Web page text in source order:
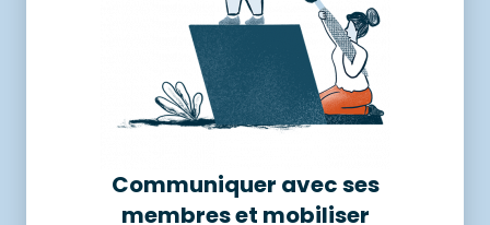
Communiquer avec ses
membres et mobiliser